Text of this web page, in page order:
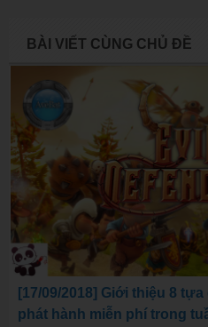
BÀI VIẾT CÙNG CHỦ ĐỀ
[17/09/2018] Giới thiệu 8
phát hành miễn phí trong